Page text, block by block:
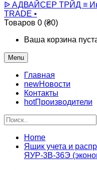
ᐉ АДВАЙСЕР ТРЙД ≡
TRADE •
Товаров 0 (₴0)
Ваша корзина
Menu
Главная
newНовости
Контакты
hotПроизводители
Home
Ящик учета и
ЯУР-3В-36Э